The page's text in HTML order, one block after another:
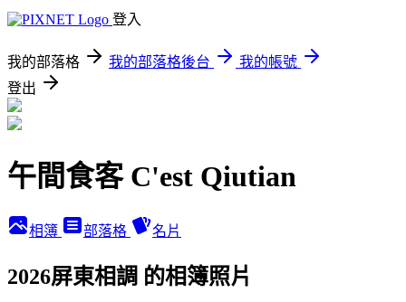
登入
我的部落格 我的部落格後台
我的帳號
登出
午間食客 C'est Qiutian
相簿 部落格 名片
2026屏東相調 的相簿照片